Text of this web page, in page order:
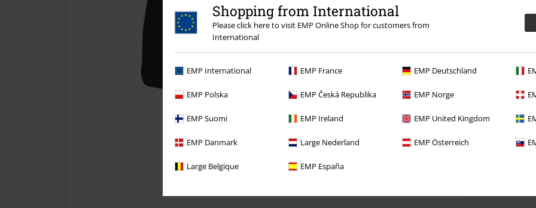
Shopping from International
Please click here to visit EMP Online Shop for customers from
International
EMP International EMP France EMP Deutschland
EMP Polska EMP Česká Republika EMP Norge
EMP Suomi EMP Ireland EMP United Kingdom
EMP Danmark Large Nederland EMP Österreich
Large Belgique EMP España